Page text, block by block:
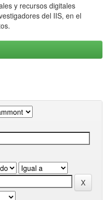
y recursos digitales
del IIS, en el